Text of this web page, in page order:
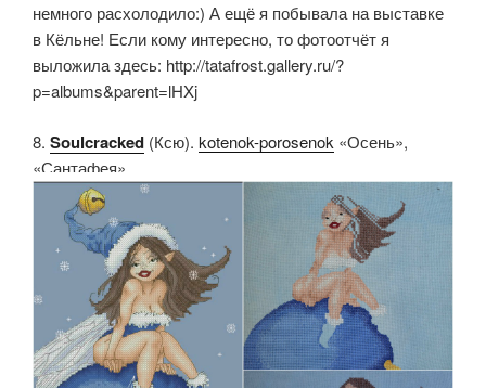
немного расхолодило:) А ещё я побывала на выставке
в Кёльне! Если кому интересно, то фотоотчёт я
выложила здесь: http://tatafrost.gallery.ru/?
p=albums&parent=lHXj
8. Soulcracked (Ксю). kotenok-porosenok «Осень»,
«Сантафея»